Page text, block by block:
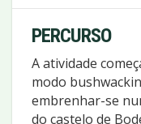
PERCURSO
A atividade
modo
embrenhar-se
do castelo de